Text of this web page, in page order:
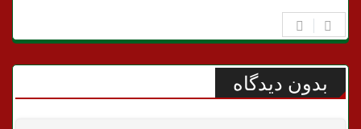
بدون دیدگاه